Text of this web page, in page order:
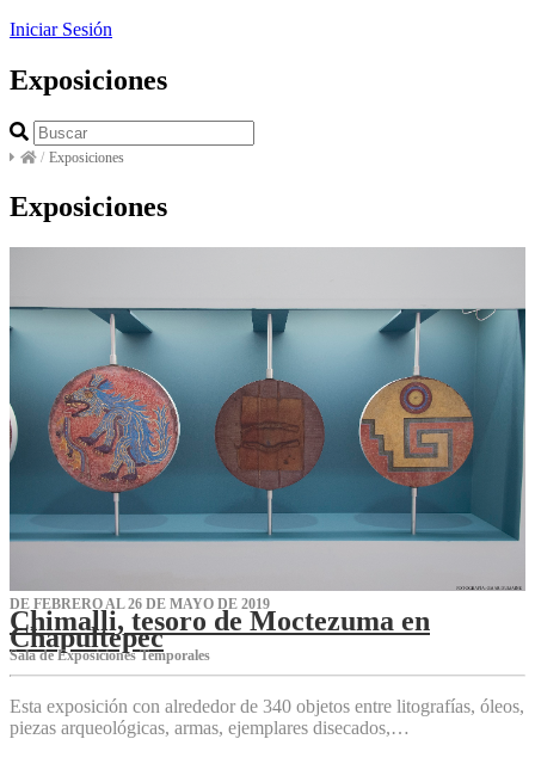
Iniciar Sesión
Exposiciones
/ Exposiciones
Exposiciones
DE FEBRERO AL 26 DE MAYO DE 2019
Chimalli, tesoro de Moctezuma en
Chapultepec
Sala de Exposiciones Temporales
Esta exposición con alrededor de 340 objetos entre litografías, óleos,
piezas arqueológicas, armas, ejemplares disecados,…